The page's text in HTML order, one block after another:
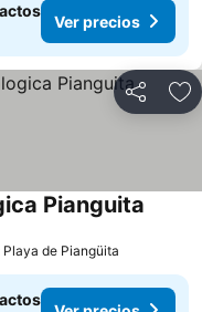
Ver precios
Compartir
Pianguita
Playa de Piangüita